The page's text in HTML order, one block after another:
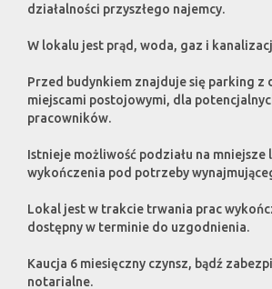
działalności przyszłego najemcy.
W lokalu jest prąd, woda, gaz i
Przed budynkiem znajduje się parking z
miejscami postojowymi, dla
pracowników.
Istnieje możliwość podziału na mniejsze
wykończenia pod potrzeby
Lokal jest w trakcie trwania prac
dostępny w terminie do uzgodnienia.
Kaucja 6 miesięczny czynsz, bądź
notarialne.